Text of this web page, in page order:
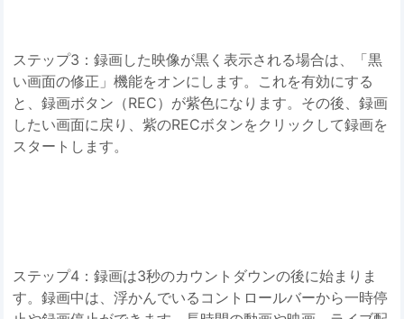
ステップ3：録画した映像が黒く表示される場合は、「黒
い画面の修正」機能をオンにします。これを有効にする
と、録画ボタン（REC）が紫色になります。その後、録画
したい画面に戻り、紫のRECボタンをクリックして録画を
スタートします。
ステップ4：録画は3秒のカウントダウンの後に始まりま
す。録画中は、浮かんでいるコントロールバーから一時停